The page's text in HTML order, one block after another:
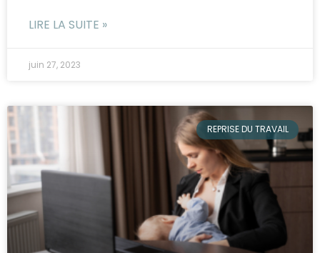
LIRE LA SUITE »
juin 27, 2023
REPRISE DU TRAVAIL